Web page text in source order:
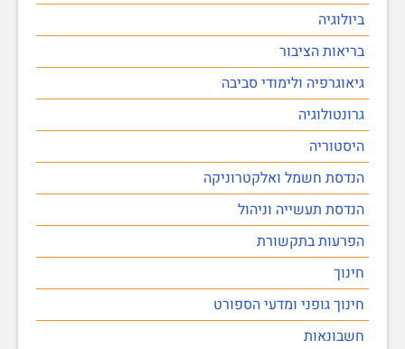
ביולוגיה
בריאות הציבור
גיאוגרפיה ולימודי סביבה
גרונטולוגיה
היסטוריה
הנדסת חשמל ואלקטרוניקה
הנדסת תעשייה וניהול
הפרעות בתקשורת
חינוך
חינוך גופני ומדעי הספורט
חשבונאות